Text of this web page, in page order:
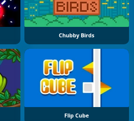
Chubby Birds
Flip Cube